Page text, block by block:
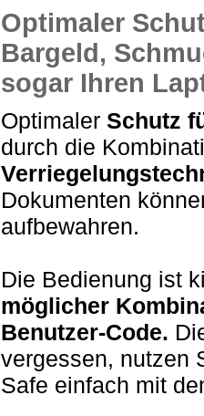
Optimaler
Bargeld,
sogar Ihren
Optimaler Schutz
durch die
Dokumenten
aufbewahren.
Die Bedienung ist
möglicher
Benutzer-Code.
vergessen, nutzen
Safe einfach mit